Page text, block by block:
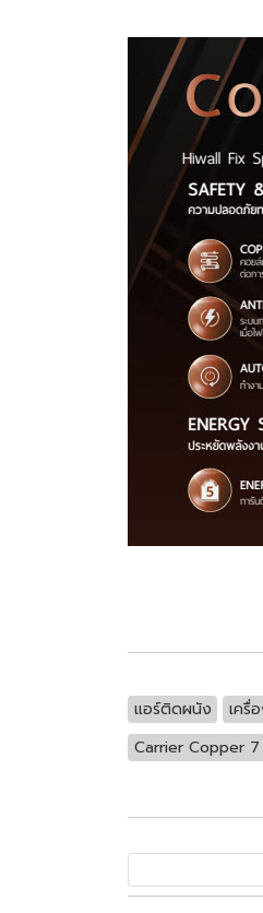
แอร์ติดผนัง เครื่
Carrier Copper 7